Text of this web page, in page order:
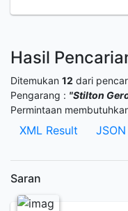
Hasil
Ditemukan 12 dari
Pengarang : "Stilton
Permintaan
XML Result
Saran